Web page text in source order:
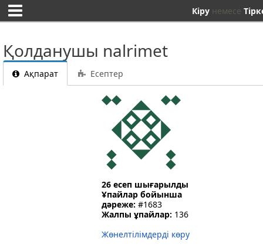
Кіру немесе
Қолданушы nalrimet
Ақпарат Есептер
26 есеп шығарылды
Ұпайлар бойынша
дәреже: #1683
Жалпы ұпайлар: 136
Жөнелтілімдерді көру